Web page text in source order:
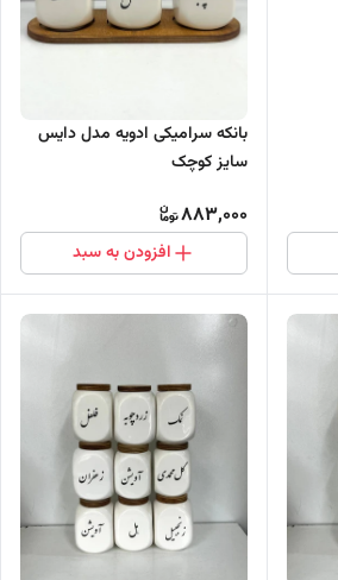
بانکه سرامیکی ادویه مدل دایس
سایز کوچک
883,000
افزودن به سبد